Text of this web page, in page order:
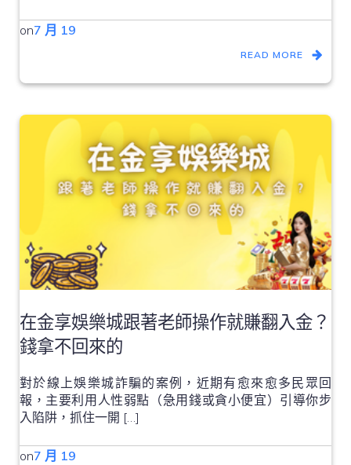
on7 月 19
READ MORE
在金享娛樂城跟著老師操作就賺翻入金？
錢拿不回來的
對於線上娛樂城詐騙的案例，近期有愈來愈多民眾回
報，主要利用人性弱點（急用錢或貪小便宜）引導你步
入陷阱，抓住一開 […]
on7 月 19